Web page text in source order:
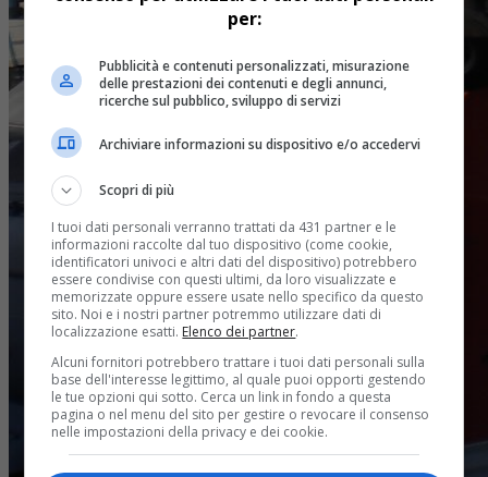
per:
Pubblicità e contenuti personalizzati, misurazione
delle prestazioni dei contenuti e degli annunci,
ricerche sul pubblico, sviluppo di servizi
Archiviare informazioni su dispositivo e/o accedervi
Scopri di più
I tuoi dati personali verranno trattati da 431 partner e le
informazioni raccolte dal tuo dispositivo (come cookie,
identificatori univoci e altri dati del dispositivo) potrebbero
essere condivise con questi ultimi, da loro visualizzate e
memorizzate oppure essere usate nello specifico da questo
sito. Noi e i nostri partner potremmo utilizzare dati di
localizzazione esatti. Elenco dei partner.
Alcuni fornitori potrebbero trattare i tuoi dati personali sulla
base dell'interesse legittimo, al quale puoi opporti gestendo
le tue opzioni qui sotto. Cerca un link in fondo a questa
pagina o nel menu del sito per gestire o revocare il consenso
nelle impostazioni della privacy e dei cookie.